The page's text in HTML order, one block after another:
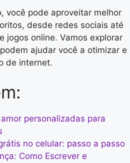
você pode aproveitar melhor
desde redes sociais até
jogos online. Vamos explorar
ajudar você a otimizar e
de internet.
personalizadas para
no celular: passo a passo
Como Escrever e